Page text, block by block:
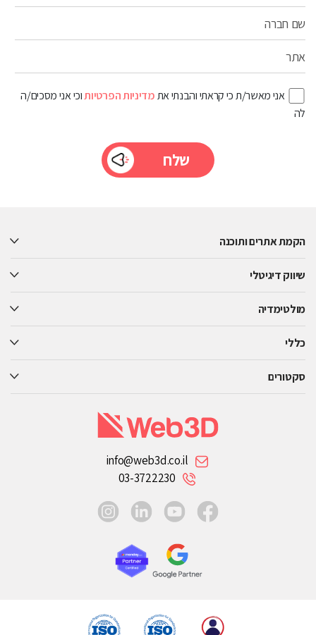
שם חברה
אתר
אני מאשר/ת כי קראתי והבנתי אתמדיניות הפרטיותוכי אני מסכים/ה
לה
field
הקמת אתרים ותוכנה
שיווק דיגיטלי
מולטימדיה
כללי
סקטורים
info@web3d.co.il
03-3722230
facebook
youtube
linkedin